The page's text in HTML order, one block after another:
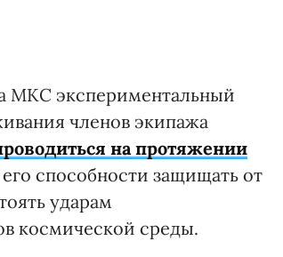
МКС экспериментальный
членов экипажа
на протяжении
способности защищать от
ударам
космической среды.